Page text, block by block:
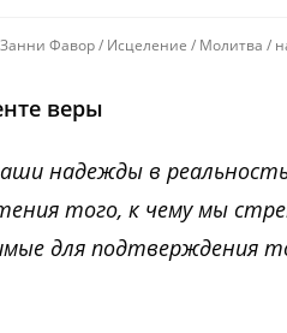
Фавор/ Исцеление / Молитва /
веры
надежды в
того, к чему мы
для подтверждения